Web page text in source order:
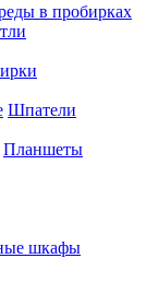
в пробирках
Шпатели
Планшеты
шкафы